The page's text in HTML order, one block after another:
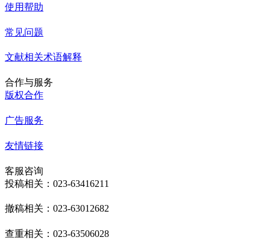
使用帮助
常见问题
文献相关术语解释
合作与服务
版权合作
广告服务
友情链接
客服咨询
投稿相关：023-63416211
撤稿相关：023-63012682
查重相关：023-63506028